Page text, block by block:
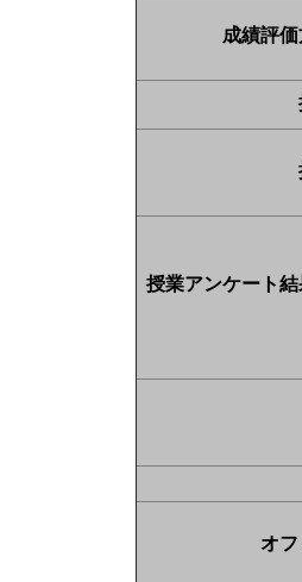
成績評
授業アンケート
オ